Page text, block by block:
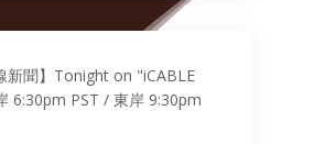
新聞】Tonight on "iCABLE
6:30pm PST / 東岸 9:30pm